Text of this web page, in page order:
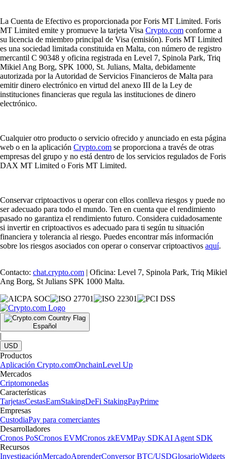
La Cuenta de Efectivo es proporcionada por Foris MT Limited. Foris
MT Limited emite y promueve la tarjeta Visa Crypto.com conforme a
su licencia de miembro principal de Visa (emisión). Foris MT Limited
es una sociedad limitada constituida en Malta, con número de registro
mercantil C 90348 y oficina registrada en Level 7, Spinola Park, Triq
Mikiel Ang Borg, SPK 1000, St. Julians, Malta, debidamente
autorizada por la Autoridad de Servicios Financieros de Malta para
emitir dinero electrónico en virtud del anexo III de la Ley de
instituciones financieras que regula las instituciones de dinero
electrónico.
Cualquier otro producto o servicio ofrecido y anunciado en esta página
web o en la aplicación Crypto.com se proporciona a través de otras
empresas del grupo y no está dentro de los servicios regulados de Foris
DAX MT Limited o Foris MT Limited.
Conservar criptoactivos u operar con ellos conlleva riesgos y puede no
ser adecuado para todo el mundo. Ten en cuenta que el rendimiento
pasado no garantiza el rendimiento futuro. Considera cuidadosamente
si invertir en criptoactivos es adecuado para ti según tu situación
financiera y tolerancia al riesgo. Puedes encontrar más información
sobre los riesgos asociados con operar o conservar criptoactivos aquí.
Contacto: chat.crypto.com | Oficina: Level 7, Spinola Park, Triq Mikiel
Ang Borg, St Julians SPK 1000 Malta.
Español
|
USD
Productos
Aplicación Crypto.comOnchainLevel Up
Mercados
Criptomonedas
Características
TarjetasCestasEarnStakingDeFi StakingPayPrime
Empresas
CustodiaPay para comerciantes
Desarrolladores
Cronos PoSCronos EVMCronos zkEVMPay SDKAI Agent SDK
Recursos
InvestigaciónMercadoAprenderConversor BTC/USDGlosarioWidgets